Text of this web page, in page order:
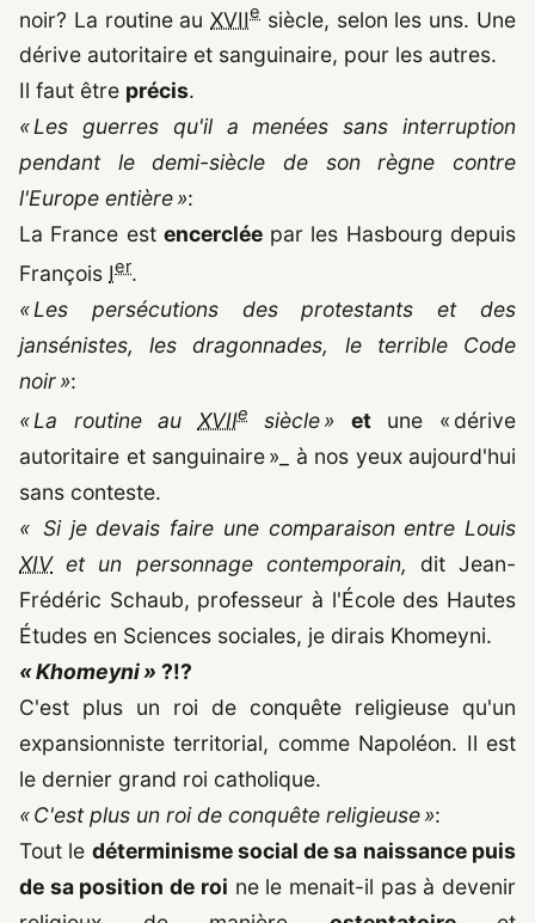
noir? La routine auXVIIe siècle, selon les uns. Une
dérive autoritaire et sanguinaire, pour les autres.
Il faut être précis.
« Les guerres qu'il a menées sans interruption
pendant le demi-siècle de son règne contre
l'Europe entière »:
La France est encercléepar les Hasbourg depuis
François Ier.
« Les persécutions des protestants et des
jansénistes, les dragonnades, le terrible Code
noir »:
« La routine au XVIIe siècle » etune « dérive
autoritaire et sanguinaire »_ à nos yeux aujourd'hui
sans conteste.
« Si je devais faire une comparaison entre Louis
XIVet un personnage contemporain, dit Jean-
Frédéric Schaub, professeur à l'École des Hautes
Études en Sciences sociales, je dirais Khomeyni.
« Khomeyni » ?!?
C'est plus un roi de conquête religieuse qu'un
expansionniste territorial, comme Napoléon. Il est
le dernier grand roi catholique.
« C'est plus un roi de conquête religieuse »:
Tout le déterminisme social de sa naissance puis
de sa position de roi ne le menait-il pas à devenir